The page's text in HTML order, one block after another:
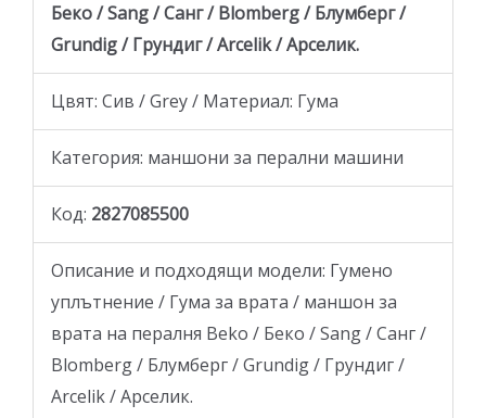
Беко / Sang / Санг / Blomberg / Блумберг /
Grundig / Грундиг / Arcelik / Арселик.
Цвят: Сив / Grey / Материал: Гума
Категория: маншони за перални машини
Код: 2827085500
Описание и подходящи модели: Гумено
уплътнение / Гума за врата / маншон за
врата на пералня Beko / Беко / Sang / Санг /
Blomberg / Блумберг / Grundig / Грундиг /
Arcelik / Арселик.